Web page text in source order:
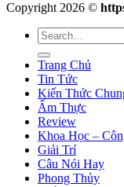
Copyright 2026 ©
Trang Chủ
Tin Tức
Kiến Thức
Ẩm Thực
Review
Khoa Học –
Giải Trí
Câu Nói Hay
Phong Thủy